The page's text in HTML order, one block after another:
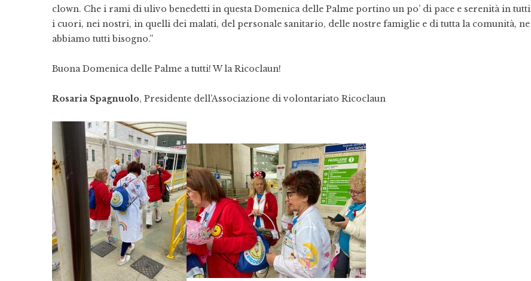
clown. Che i rami di ulivo benedetti in questa Domenica delle Palme portino un po’ di pace e serenità in tutti
i cuori, nei nostri, in quelli dei malati, del personale sanitario, delle nostre famiglie e di tutta la comunità, ne
abbiamo tutti bisogno.”
Buona Domenica delle Palme a tutti! W la Ricoclaun!
Rosaria Spagnuolo, Presidente dell’Associazione di volontariato Ricoclaun